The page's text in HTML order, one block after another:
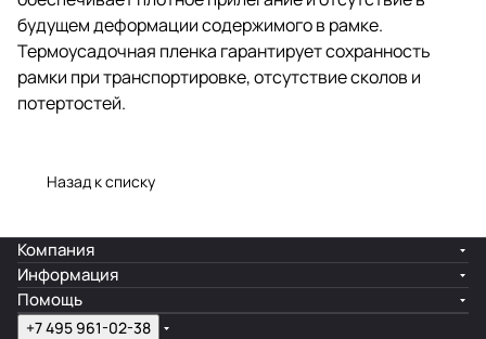
отсутствие сколов и
потертостей.
будущем деформации содержимого в рамке.
Термоусадочная пленка гарантирует сохранность
рамки при транспортировке, отсутствие сколов и
потертостей.
Назад к списку
Компания
Информация
Помощь
+7 495 961-02-38